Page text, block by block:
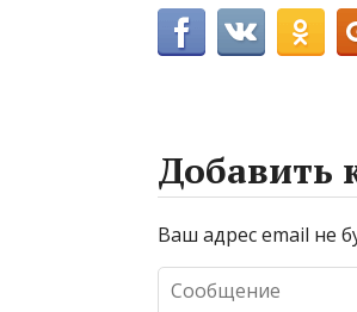
Добавить
Ваш адрес email не